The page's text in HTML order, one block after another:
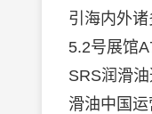
引海内外
5.2号展馆
SRS润滑油
滑油中国